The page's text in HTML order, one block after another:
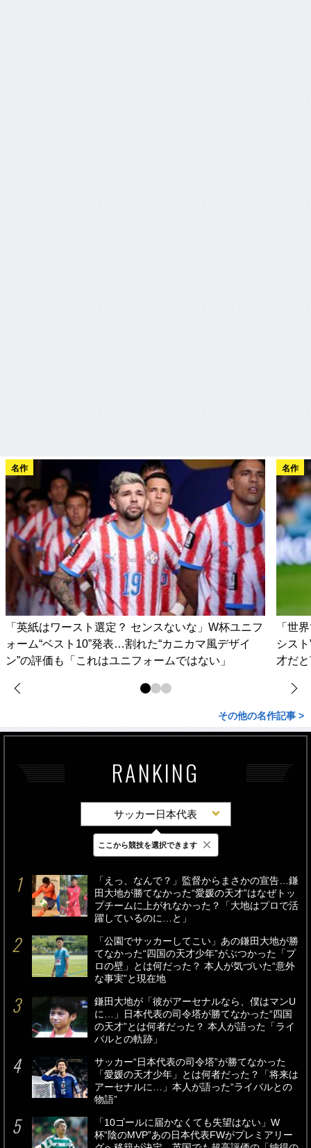
名作
「英紙はワースト選定？ センスないな」W杯ユニフ
ォーム“ベスト10”発表…割れた“カニカマ風デザイ
ン”の評価も「これはユニフォームではない」
名作
「世
シス
才だ
その他の名作記事 >
RANKING
サッカー日本代表
最新 24時間 週間
「えっ、なんで？」監督からまさかの宣告…鎌
田大地が勝てなかった“愛媛の天才”はなぜトッ
プチームに上がれなかった？「大地はプロで活
躍しているのに…と」
「公園でサッカーしてこい」あの鎌田大地が勝
てなかった“四国の天才少年”がぶつかった「プ
ロの壁」とは何だった？ 本人が気づいた“意外
な事実”と現在地
鎌田大地が「彼がアーセナルなら、僕はマンU
に…」日本代表の司令塔が勝てなかった“四国
の天才”とは何者だった？ 本人が語った「ライ
バルとの軌跡」
サッカー“日本代表の司令塔”が勝てなかった
「愛媛の天才少年」とは何者だった？「将来は
アーセナルに…」本人が語った“ライバルとの
物語”
「10ゴールに届かなくても失望はない」W
杯“陰のMVP”あの日本代表FWがプレミアリー
ここから競技を選択できます ×